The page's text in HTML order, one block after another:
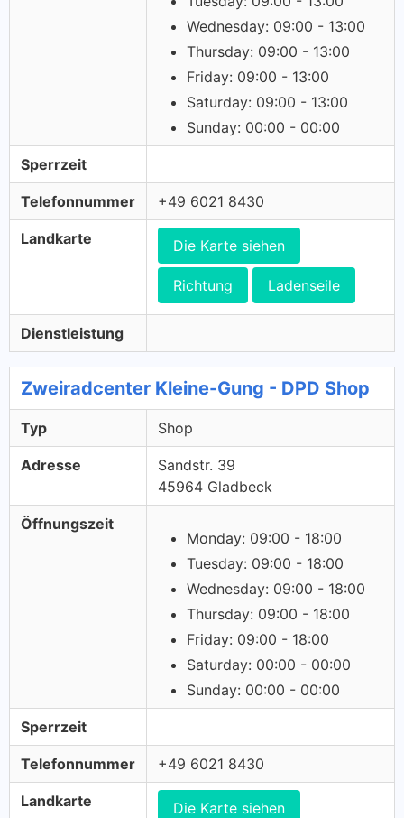
Wednesday: 09:00 - 13:00
Thursday: 09:00 - 13:00
Friday: 09:00 - 13:00
Saturday: 09:00 - 13:00
Sunday: 00:00 - 00:00
Sperrzeit
Telefonnummer +49 6021 8430
Landkarte Die Karte siehen
Richtung Ladenseile
Dienstleistung
Zweiradcenter Kleine-Gung - DPD Shop
Typ Shop
Adresse
Sandstr. 39
45964 Gladbeck
Öffnungszeit
Monday: 09:00 - 18:00
Tuesday: 09:00 - 18:00
Wednesday: 09:00 - 18:00
Thursday: 09:00 - 18:00
Friday: 09:00 - 18:00
Saturday: 00:00 - 00:00
Sunday: 00:00 - 00:00
Sperrzeit
Telefonnummer +49 6021 8430
Landkarte Die Karte siehen